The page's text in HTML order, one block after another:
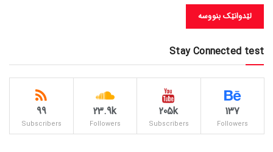
Stay Connected test
137
Followers
205k
Subscribers
23.9k
Followers
99
Subscribers